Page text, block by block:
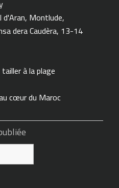
d'Aran, Montlude,
dera Caudèra, 13-14
à la plage
cœur du Maroc